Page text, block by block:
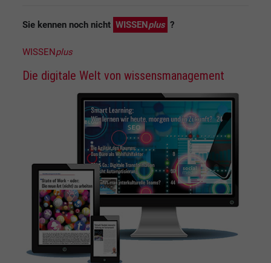
Sie kennen noch nicht WISSENplus ?
WISSENplus
Die digitale Welt von wissensmanagement